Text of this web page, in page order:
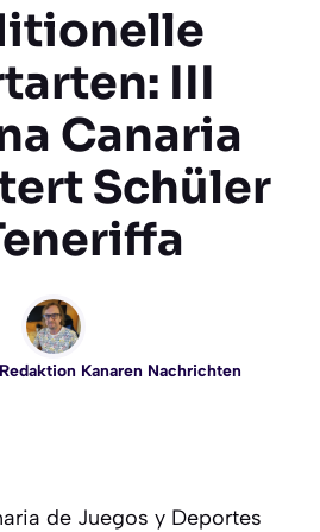
III
Canaria
Schüler
Kanaren Nachrichten
de Juegos y Deportes